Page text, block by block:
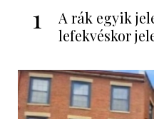
1
A rák egyik
lefekvéskor